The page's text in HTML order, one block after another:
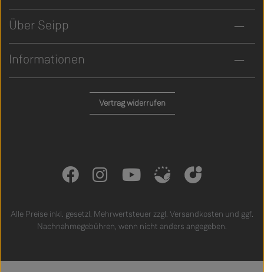
Über Seipp
Informationen
Vertrag widerrufen
Alle Preise inkl. gesetzl. Mehrwertsteuer zzgl. Versandkosten und ggf.
Nachnahmegebühren, wenn nicht anders angegeben.